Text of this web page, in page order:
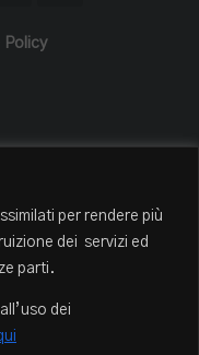
per rendere più
dei servizi ed
parti.
dei
Policy